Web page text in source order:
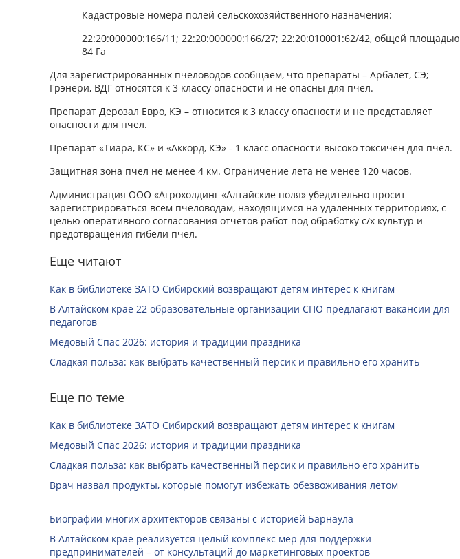
Кадастровые номера полей сельскохозяйственного назначения:
22:20:000000:166/11; 22:20:000000:166/27; 22:20:010001:62/42, общей площадью
84 Га
Для зарегистрированных пчеловодов сообщаем, что препараты – Арбалет, СЭ;
Грэнери, ВДГ относятся к 3 классу опасности и не опасны для пчел.
Препарат Дерозал Евро, КЭ – относится к 3 классу опасности и не представляет
опасности для пчел.
Препарат «Тиара, КС» и «Аккорд, КЭ» - 1 класс опасности высоко токсичен для пчел.
Защитная зона пчел не менее 4 км. Ограничение лета не менее 120 часов.
Администрация ООО «Агрохолдинг «Алтайские поля» убедительно просит
зарегистрироваться всем пчеловодам, находящимся на удаленных территориях, с
целью оперативного согласования отчетов работ под обработку с/х культур и
предотвращения гибели пчел.
Еще читают
Как в библиотеке ЗАТО Сибирский возвращают детям интерес к книгам
В Алтайском крае 22 образовательные организации СПО предлагают вакансии для
педагогов
Медовый Спас 2026: история и традиции праздника
Сладкая польза: как выбрать качественный персик и правильно его хранить
Еще по теме
Как в библиотеке ЗАТО Сибирский возвращают детям интерес к книгам
Медовый Спас 2026: история и традиции праздника
Сладкая польза: как выбрать качественный персик и правильно его хранить
Врач назвал продукты, которые помогут избежать обезвоживания летом
Биографии многих архитекторов связаны с историей Барнаула
В Алтайском крае реализуется целый комплекс мер для поддержки
предпринимателей – от консультаций до маркетинговых проектов